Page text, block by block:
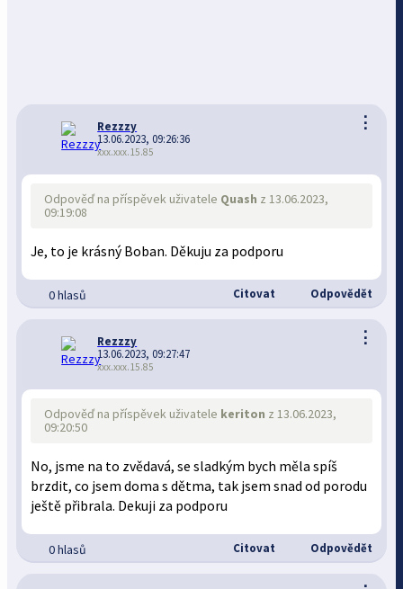
⋮
Rezzzy
13.06.2023, 09:26:36
xxx.xxx.15.85
Odpověď na příspěvek uživatele Quash z 13.06.2023,
09:19:08
Je, to je krásný Boban. Děkuju za podporu
0 hlasů Citovat Odpovědět
⋮
Rezzzy
13.06.2023, 09:27:47
xxx.xxx.15.85
Odpověď na příspěvek uživatele keriton z 13.06.2023,
09:20:50
No, jsme na to zvědavá, se sladkým bych měla spíš
brzdit, co jsem doma s dětma, tak jsem snad od porodu
ještě přibrala. Dekuji za podporu
0 hlasů Citovat Odpovědět